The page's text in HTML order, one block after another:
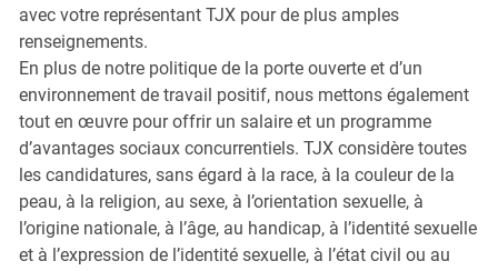
avec votre représentant TJX pour de plus amples
renseignements.
En plus de notre politique de la porte ouverte et d’un
environnement de travail positif, nous mettons également
tout en œuvre pour offrir un salaire et un programme
d’avantages sociaux concurrentiels. TJX considère toutes
les candidatures, sans égard à la race, à la couleur de la
peau, à la religion, au sexe, à l’orientation sexuelle, à
l’origine nationale, à l’âge, au handicap, à l’identité sexuelle
et à l’expression de l’identité sexuelle, à l’état civil ou au